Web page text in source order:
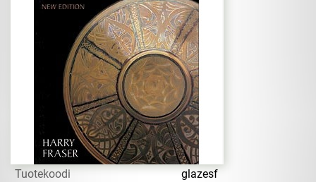
Tuotekoodi
glazesf